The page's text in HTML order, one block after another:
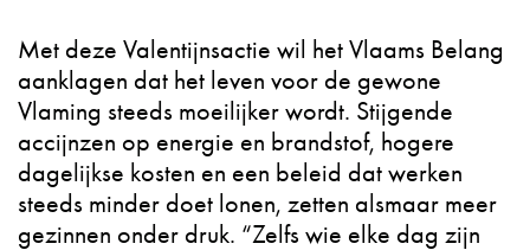
Met deze Valentijnsactie wil het Vlaams Belang
aanklagen dat het leven voor de gewone
Vlaming steeds moeilijker wordt. Stijgende
accijnzen op energie en brandstof, hogere
dagelijkse kosten en een beleid dat werken
steeds minder doet lonen, zetten alsmaar meer
gezinnen onder druk. “Zelfs wie elke dag zijn